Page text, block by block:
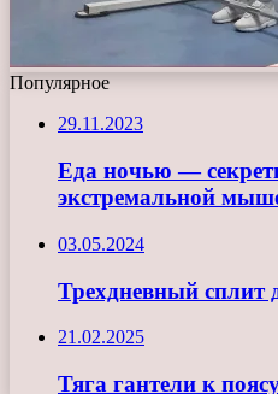
Популярное
29.11.2023
Еда ночью —
экстремальной
03.05.2024
Трехдневный сплит
21.02.2025
Тяга гантели к